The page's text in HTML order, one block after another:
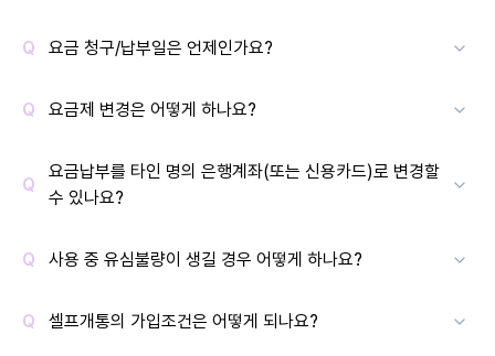
요금 청구/납부일은 언제인가요?
요금제 변경은 어떻게 하나요?
요금납부를 타인 명의 은행계좌(또는 신용카드)로 변경할
수 있나요?
사용 중 유심불량이 생길 경우 어떻게 하나요?
셀프개통의 가입조건은 어떻게 되나요?